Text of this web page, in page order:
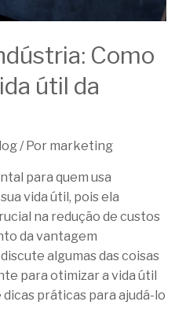
Como
útil da
/ Por marketing
para quem usa
vida útil, pois ela
na redução de custos
da vantagem
algumas das coisas
para otimizar a vida útil
práticas para ajudá-lo